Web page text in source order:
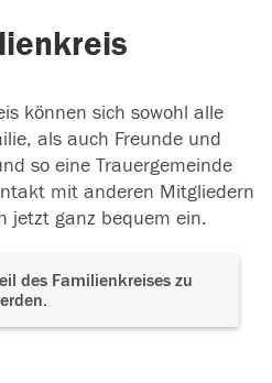
können sich sowohl alle
als auch Freunde und
so eine Trauergemeinde
mit anderen Mitgliedern
jetzt ganz bequem ein.
des Familienkreises zu